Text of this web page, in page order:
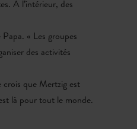
À l’intérieur, des
« Les groupes
des activités
crois que Mertzig est
là pour tout le monde.